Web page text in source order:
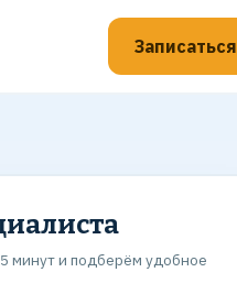
Записаться
минут и подберём удобное